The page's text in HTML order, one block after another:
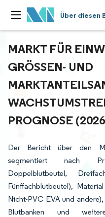
Über diesen
MARKT FÜR
GRÖSSEN- UND M
ROGNOSE (2026
Der Bericht über den
segmentiert nach
Doppelblutbeutel,
Fünffachblutbeutel),
Nicht-PVC EVA und
Blutbanken und